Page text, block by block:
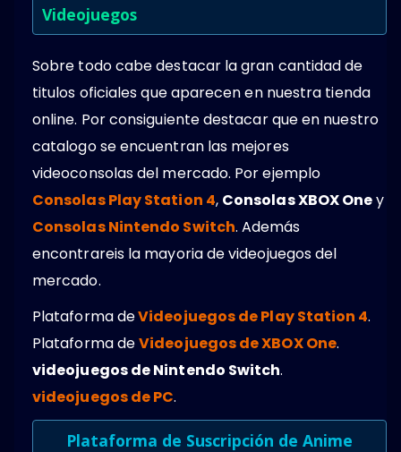
Videojuegos
Sobre todo cabe destacar la gran cantidad de
titulos oficiales que aparecen en nuestra tienda
online. Por consiguiente destacar que en nuestro
catalogo se encuentran las mejores
videoconsolas del mercado. Por ejemplo
Consolas Play Station 4, Consolas XBOX Oney
Consolas Nintendo Switch. Además
encontrareis la mayoria de videojuegos del
mercado.
Plataforma deVideojuegos de Play Station 4.
Plataforma deVideojuegos de XBOX One.
videojuegos de Nintendo Switch.
videojuegos de PC.
Plataforma de Suscripción de Anime